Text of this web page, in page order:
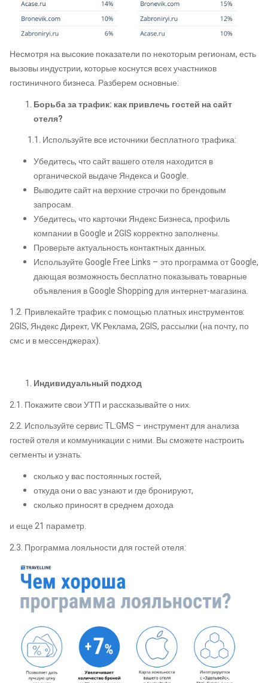
Несмотря на высокие показатели по некоторым регионам, есть
вызовы индустрии, которые коснутся всех участников
гостиничного бизнеса. Разберем основные:
Борьба за трафик: как привлечь гостей на сайт
отеля?
1.1. Используйте все источники бесплатного трафика:
Убедитесь, что сайт вашего отеля находится в
органической выдаче Яндекса и Google.
Выводите сайт на верхние строчки по брендовым
запросам.
Убедитесь, что карточки Яндекс Бизнеса, профиль
компании в Google и 2GIS корректно заполнены.
Проверьте актуальность контактных данных.
Используйте Google Free Links – это программа от Google,
дающая возможность бесплатно показывать товарные
объявления в Google Shopping для интернет-магазина.
1.2. Привлекайте трафик с помощью платных инструментов:
2GIS, Яндекс Директ, VK Реклама, 2GIS, рассылки (на почту, по
смс и в мессенджерах).
Индивидуальный подход
2.1. Покажите свои УТП и рассказывайте о них.
2.2. Используйте сервис TL:GMS – инструмент для анализа
гостей отеля и коммуникации с ними. Вы сможете настроить
сегменты и узнать:
сколько у вас постоянных гостей,
откуда они о вас узнают и где бронируют,
сколько приносят в среднем дохода
и еще 21 параметр.
2.3. Программа лояльности для гостей отеля: